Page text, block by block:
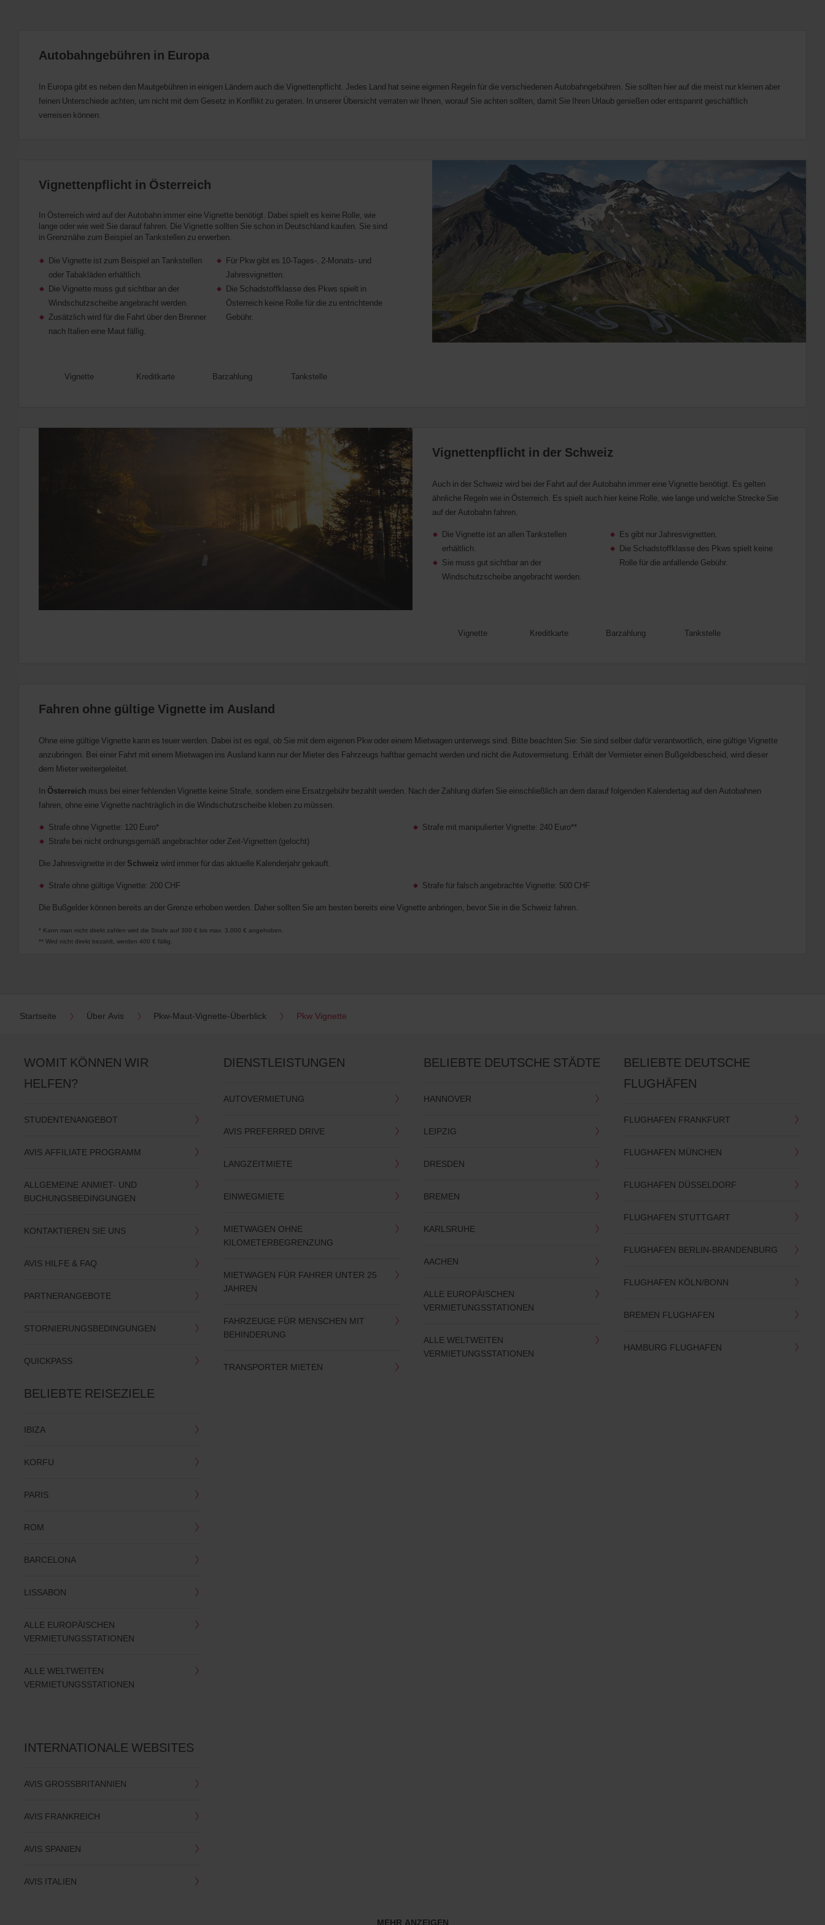
Autobahngebühren in Europa
In Europa gibt es neben den Mautgebühren in einigen Ländern auch die Vignettenpflicht. Jedes Land hat seine eigenen Regeln für die verschiedenen Autobahngebühren. Sie sollten hier auf die meist nur kleinen aber
feinen Unterschiede achten, um nicht mit dem Gesetz in Konflikt zu geraten. In unserer Übersicht verraten wir Ihnen, worauf Sie achten sollten, damit Sie Ihren Urlaub genießen oder entspannt geschäftlich
verreisen können.
Vignettenpflicht in Österreich
In Österreich wird auf der Autobahn immer eine Vignette benötigt. Dabei spielt es keine Rolle, wie
lange oder wie weit Sie darauf fahren. Die Vignette sollten Sie schon in Deutschland kaufen. Sie sind
in Grenznähe zum Beispiel an Tankstellen zu erwerben.
Die Vignette ist zum Beispiel an Tankstellen
oder Tabakläden erhältlich.
Die Vignette muss gut sichtbar an der
Windschutzscheibe angebracht werden.
Zusätzlich wird für die Fahrt über den Brenner
nach Italien eine Maut fällig.
Für Pkw gibt es 10-Tages-, 2-Monats- und
Jahresvignetten.
Die Schadstoffklasse des Pkws spielt in
Österreich keine Rolle für die zu entrichtende
Gebühr.
Vignette Kreditkarte Barzahlung Tankstelle
Vignettenpflicht in der Schweiz
Auch in der Schweiz wird bei der Fahrt auf der Autobahn immer eine Vignette benötigt. Es gelten
ähnliche Regeln wie in Österreich. Es spielt auch hier keine Rolle, wie lange und welche Strecke Sie
auf der Autobahn fahren.
Die Vignette ist an allen Tankstellen
erhältlich.
Sie muss gut sichtbar an der
Windschutzscheibe angebracht werden.
Es gibt nur Jahresvignetten.
Die Schadstoffklasse des Pkws spielt keine
Rolle für die anfallende Gebühr.
Vignette Kreditkarte Barzahlung Tankstelle
Fahren ohne gültige Vignette im Ausland
Ohne eine gültige Vignette kann es teuer werden. Dabei ist es egal, ob Sie mit dem eigenen Pkw oder einem Mietwagen unterwegs sind. Bitte beachten Sie: Sie sind selber dafür verantwortlich, eine gültige Vignette
anzubringen. Bei einer Fahrt mit einem Mietwagen ins Ausland kann nur der Mieter des Fahrzeugs haftbar gemacht werden und nicht die Autovermietung. Erhält der Vermieter einen Bußgeldbescheid, wird dieser
dem Mieter weitergeleitet.
In Österreich muss bei einer fehlenden Vignette keine Strafe, sondern eine Ersatzgebühr bezahlt werden. Nach der Zahlung dürfen Sie einschließlich an dem darauf folgenden Kalendertag auf den Autobahnen
fahren, ohne eine Vignette nachträglich in die Windschutzscheibe kleben zu müssen.
Strafe ohne Vignette: 120 Euro*
Strafe bei nicht ordnungsgemäß angebrachter oder Zeit-Vignetten (gelocht)
Strafe mit manipulierter Vignette: 240 Euro**
Die Jahresvignette in der Schweiz wird immer für das aktuelle Kalenderjahr gekauft.
Strafe ohne gültige Vignette: 200 CHF
Strafe für falsch angebrachte Vignette: 500 CHF
Die Bußgelder können bereits an der Grenze erhoben werden. Daher sollten Sie am besten bereits eine Vignette anbringen, bevor Sie in die Schweiz fahren.
* Kann man nicht direkt zahlen wird die Strafe auf 300 € bis max. 3.000 € angehoben.
** Wird nicht direkt bezahlt, werden 400 € fällig.
Startseite Über Avis Pkw-Maut-Vignette-Überblick Pkw Vignette
WOMIT KÖNNEN WIR
HELFEN?
STUDENTENANGEBOT
AVIS AFFILIATE PROGRAMM
ALLGEMEINE ANMIET- UND
BUCHUNGSBEDINGUNGEN
KONTAKTIEREN SIE UNS
AVIS HILFE & FAQ
PARTNERANGEBOTE
STORNIERUNGSBEDINGUNGEN
QUICKPASS
DIENSTLEISTUNGEN
AUTOVERMIETUNG
AVIS PREFERRED DRIVE
LANGZEITMIETE
EINWEGMIETE
MIETWAGEN OHNE
KILOMETERBEGRENZUNG
MIETWAGEN FÜR FAHRER UNTER 25
JAHREN
FAHRZEUGE FÜR MENSCHEN MIT
BEHINDERUNG
TRANSPORTER MIETEN
BELIEBTE DEUTSCHE STÄDTE
HANNOVER
LEIPZIG
DRESDEN
BREMEN
KARLSRUHE
AACHEN
ALLE EUROPÄISCHEN
VERMIETUNGSSTATIONEN
ALLE WELTWEITEN
VERMIETUNGSSTATIONEN
BELIEBTE DEUTSCHE
FLUGHÄFEN
FLUGHAFEN FRANKFURT
FLUGHAFEN MÜNCHEN
FLUGHAFEN DÜSSELDORF
FLUGHAFEN STUTTGART
FLUGHAFEN BERLIN-BRANDENBURG
FLUGHAFEN KÖLN/BONN
BREMEN FLUGHAFEN
HAMBURG FLUGHAFEN
BELIEBTE REISEZIELE
IBIZA
KORFU
PARIS
ROM
BARCELONA
LISSABON
ALLE EUROPÄISCHEN
VERMIETUNGSSTATIONEN
ALLE WELTWEITEN
VERMIETUNGSSTATIONEN
INTERNATIONALE WEBSITES
AVIS GROSSBRITANNIEN
AVIS FRANKREICH
AVIS SPANIEN
AVIS ITALIEN
MEHR ANZEIGEN